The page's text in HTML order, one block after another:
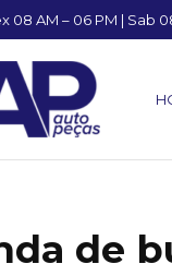
08 AM – 06 PM | Sab
de